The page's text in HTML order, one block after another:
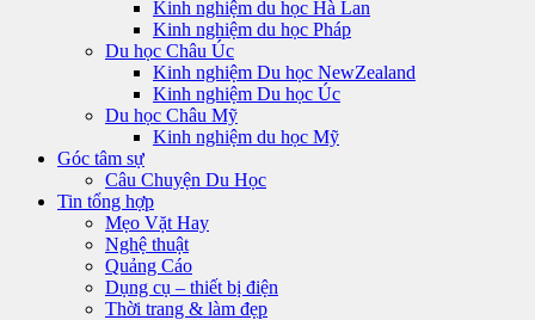
Kinh nghiệm du học Hà Lan
Kinh nghiệm du học Pháp
Du học Châu Úc
Kinh nghiệm Du học NewZealand
Kinh nghiệm Du học Úc
Du học Châu Mỹ
Kinh nghiệm du học Mỹ
Góc tâm sự
Câu Chuyện Du Học
Tin tổng hợp
Mẹo Vặt Hay
Nghệ thuật
Quảng Cáo
Dụng cụ – thiết bị điện
Thời trang & làm đẹp